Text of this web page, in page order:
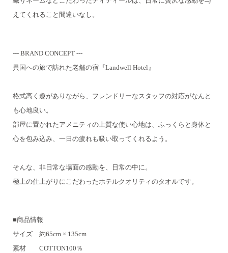
えてくれること間違いなし。
--- BRAND CONCEPT ---
異国への旅で訪れた老舗の宿『Landwell Hotel』
格式高く趣がありながら、フレンドリーなスタッフの対応がなんと
も心地良い。
部屋に置かれたアメニティの上質な使い心地は、ふっくらと身体と
心を包み込み、 一日の疲れも吸い取ってくれるよう。
そんな、非日常な場面の感動を、日常の中に。
極上の仕上がりにこだわったホテルクオリティのタオルです。
■商品情報
サイズ 約65cm × 135cm
素材 COTTON100％